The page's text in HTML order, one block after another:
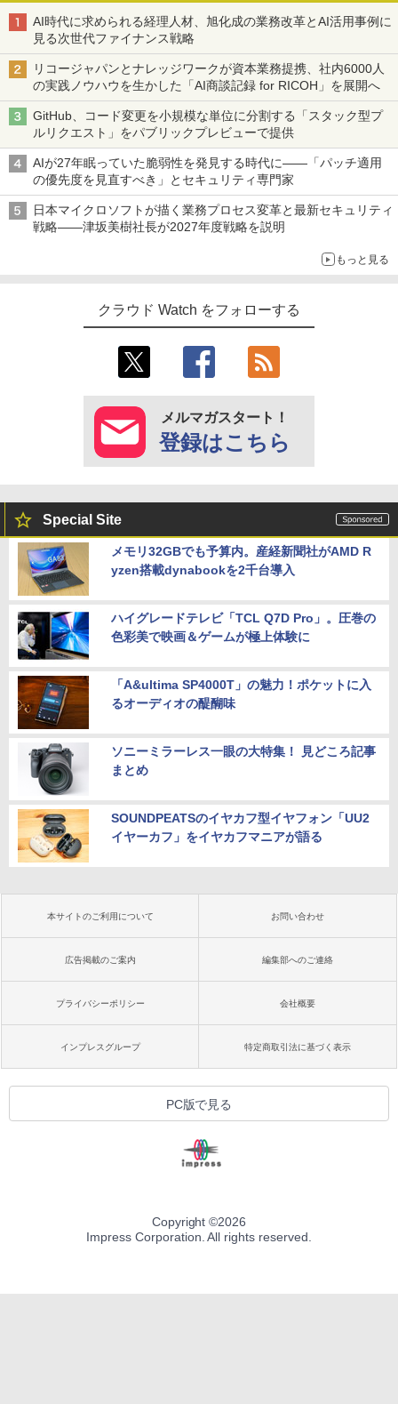
AI時代に求められる経理人材、旭化成の業務改革とAI活用事例に
見る次世代ファイナンス戦略
リコージャパンとナレッジワークが資本業務提携、社内6000人
の実践ノウハウを生かした「AI商談記録 for RICOH」を展開へ
GitHub、コード変更を小規模な単位に分割する「スタック型プ
ルリクエスト」をパブリックプレビューで提供
AIが27年眠っていた脆弱性を発見する時代に――「パッチ適用
の優先度を見直すべき」とセキュリティ専門家
日本マイクロソフトが描く業務プロセス変革と最新セキュリティ
戦略――津坂美樹社長が2027年度戦略を説明
もっと見る
クラウド Watch をフォローする
メルマガスタート！
登録はこちら
Special Site
メモリ32GBでも予算内。産経新聞社がAMD R
yzen搭載dynabookを2千台導入
ハイグレードテレビ「TCL Q7D Pro」。圧巻の
色彩美で映画＆ゲームが極上体験に
「A&ultima SP4000T」の魅力！ポケットに入
るオーディオの醍醐味
ソニーミラーレス一眼の大特集！ 見どころ記事
まとめ
SOUNDPEATSのイヤカフ型イヤフォン「UU2
イヤーカフ」をイヤカフマニアが語る
本サイトのご利用について お問い合わせ
広告掲載のご案内 編集部へのご連絡
プライバシーポリシー 会社概要
インプレスグループ 特定商取引法に基づく表示
PC版で見る
Copyright ©2026
Impress Corporation. All rights reserved.